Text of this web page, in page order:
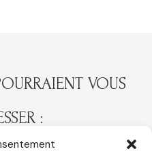
VOUS
:
SUIVANT